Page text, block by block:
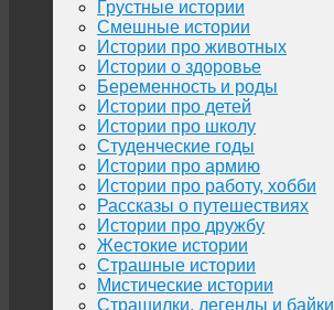
Грустные истории
Смешные истории
Истории про животных
Истории о здоровье
Беременность и роды
Истории про детей
Истории про школу
Студенческие годы
Истории про армию
Истории про работу, хобби
Рассказы о путешествиях
Истории про дружбу
Жестокие истории
Страшные истории
Мистические истории
Страшилки, легенды и байки